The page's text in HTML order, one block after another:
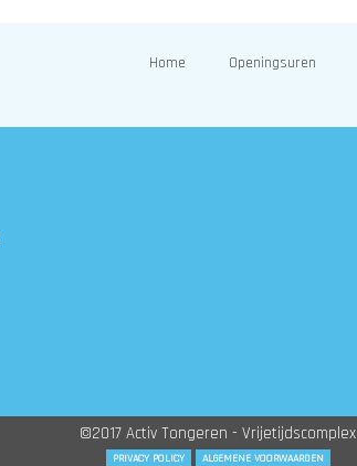
Home Openingsuren
©2017 Activ Tongeren - Vrijetijdscomplex
PRIVACY POLICY ALGEMENE VOORWAARDEN